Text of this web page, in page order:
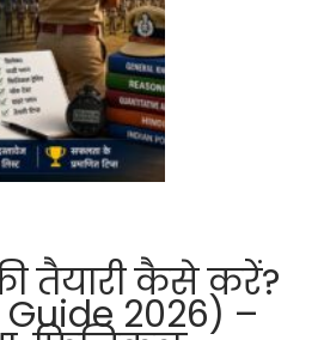
तैयारी कैसे करें?
2026) –